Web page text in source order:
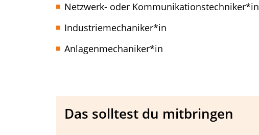
Netzwerk- oder Kommunikationstechniker*in
Industriemechaniker*in
Anlagenmechaniker*in
Das solltest du mitbringen